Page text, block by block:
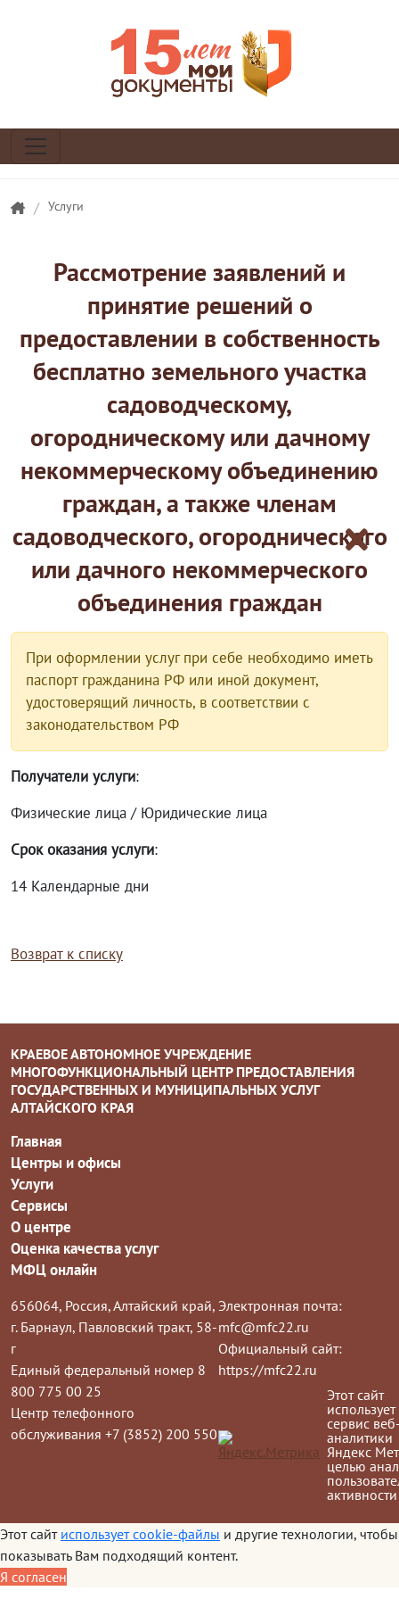
/ Услуги
Рассмотрение заявлений и
принятие решений о
предоставлении в собственность
бесплатно земельного участка
садоводческому,
огородническому или дачному
некоммерческому объединению
граждан, а также членам
садоводческого, огороднического
или дачного некоммерческого
объединения граждан
При оформлении услуг при себе необходимо иметь
паспорт гражданина РФ или иной документ,
удостоверящий личность, в соответствии с
законодательством РФ
Получатели услуги:
Физические лица / Юридические лица
Срок оказания услуги:
14 Календарные дни
Возврат к списку
КРАЕВОЕ АВТОНОМНОЕ УЧРЕЖДЕНИЕ
МНОГОФУНКЦИОНАЛЬНЫЙ ЦЕНТР ПРЕДОСТАВЛЕНИЯ
ГОСУДАРСТВЕННЫХ И МУНИЦИПАЛЬНЫХ УСЛУГ
АЛТАЙСКОГО КРАЯ
Главная
Центры и офисы
Услуги
Сервисы
О центре
Оценка качества услуг
МФЦ онлайн
656064, Россия, Алтайский край,
г. Барнаул, Павловский тракт, 58-
г
Единый федеральный номер 8
800 775 00 25
Центр телефонного
обслуживания +7 (3852) 200 550
Электронная почта:
mfc@mfc22.ru
Официальный сайт:
https://mfc22.ru
Этот сайт
использует
сервис
аналитики
Яндекс
целью
активности
Этот сайт использует cookie-файлы и другие технологии, чтобы
показывать Вам подходящий контент.
Я согласен